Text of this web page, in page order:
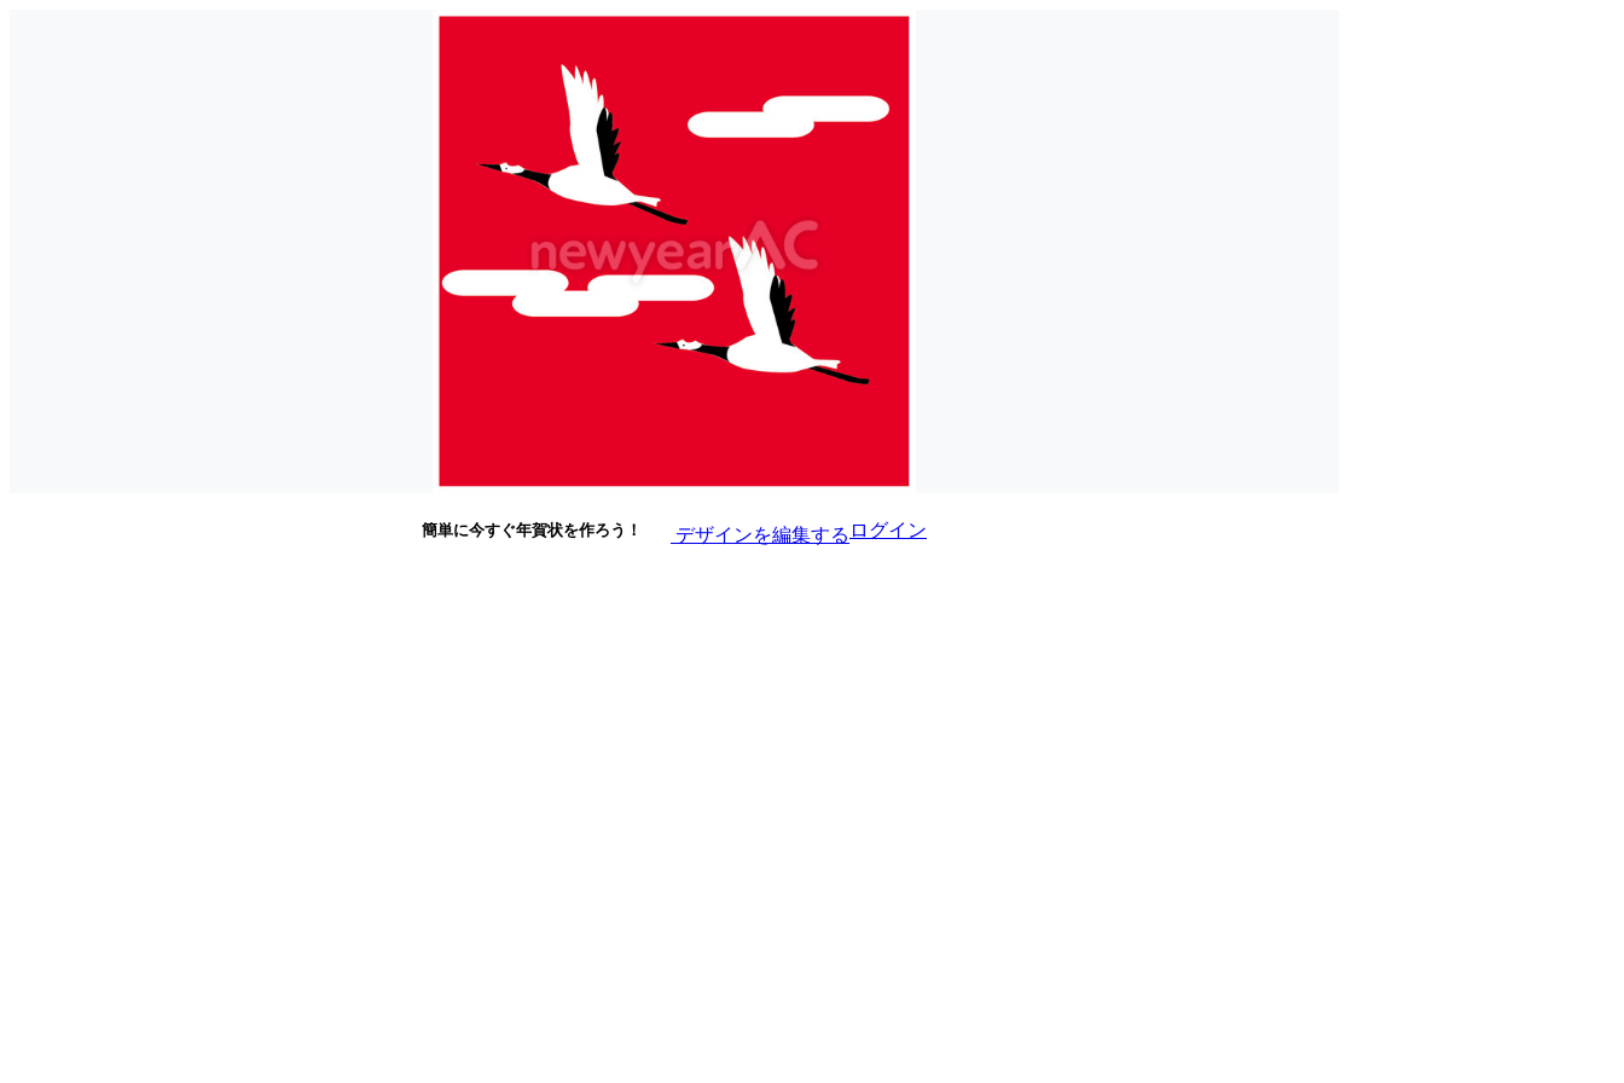
簡単に今すぐ年賀状を作ろう！ デザインを編集する ログイン